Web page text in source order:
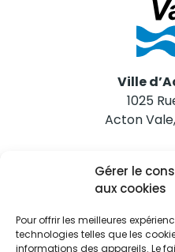
Gérer le
aux cookies
Pour offrir les meilleures
technologies telles que les
informations des appareils. Le
Ville
1025
Acton
Nous
Tél. 450